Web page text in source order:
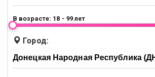
В возрасте: 18 - 99 лет
Город: